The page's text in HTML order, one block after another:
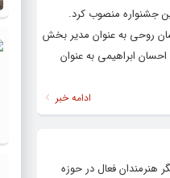
جشنواره منصوب کرد.
روحی به عنوان مدیر بخش
ابراهیمی به عنوان
ادامه خبر
هنرمندان فعال در حوزه